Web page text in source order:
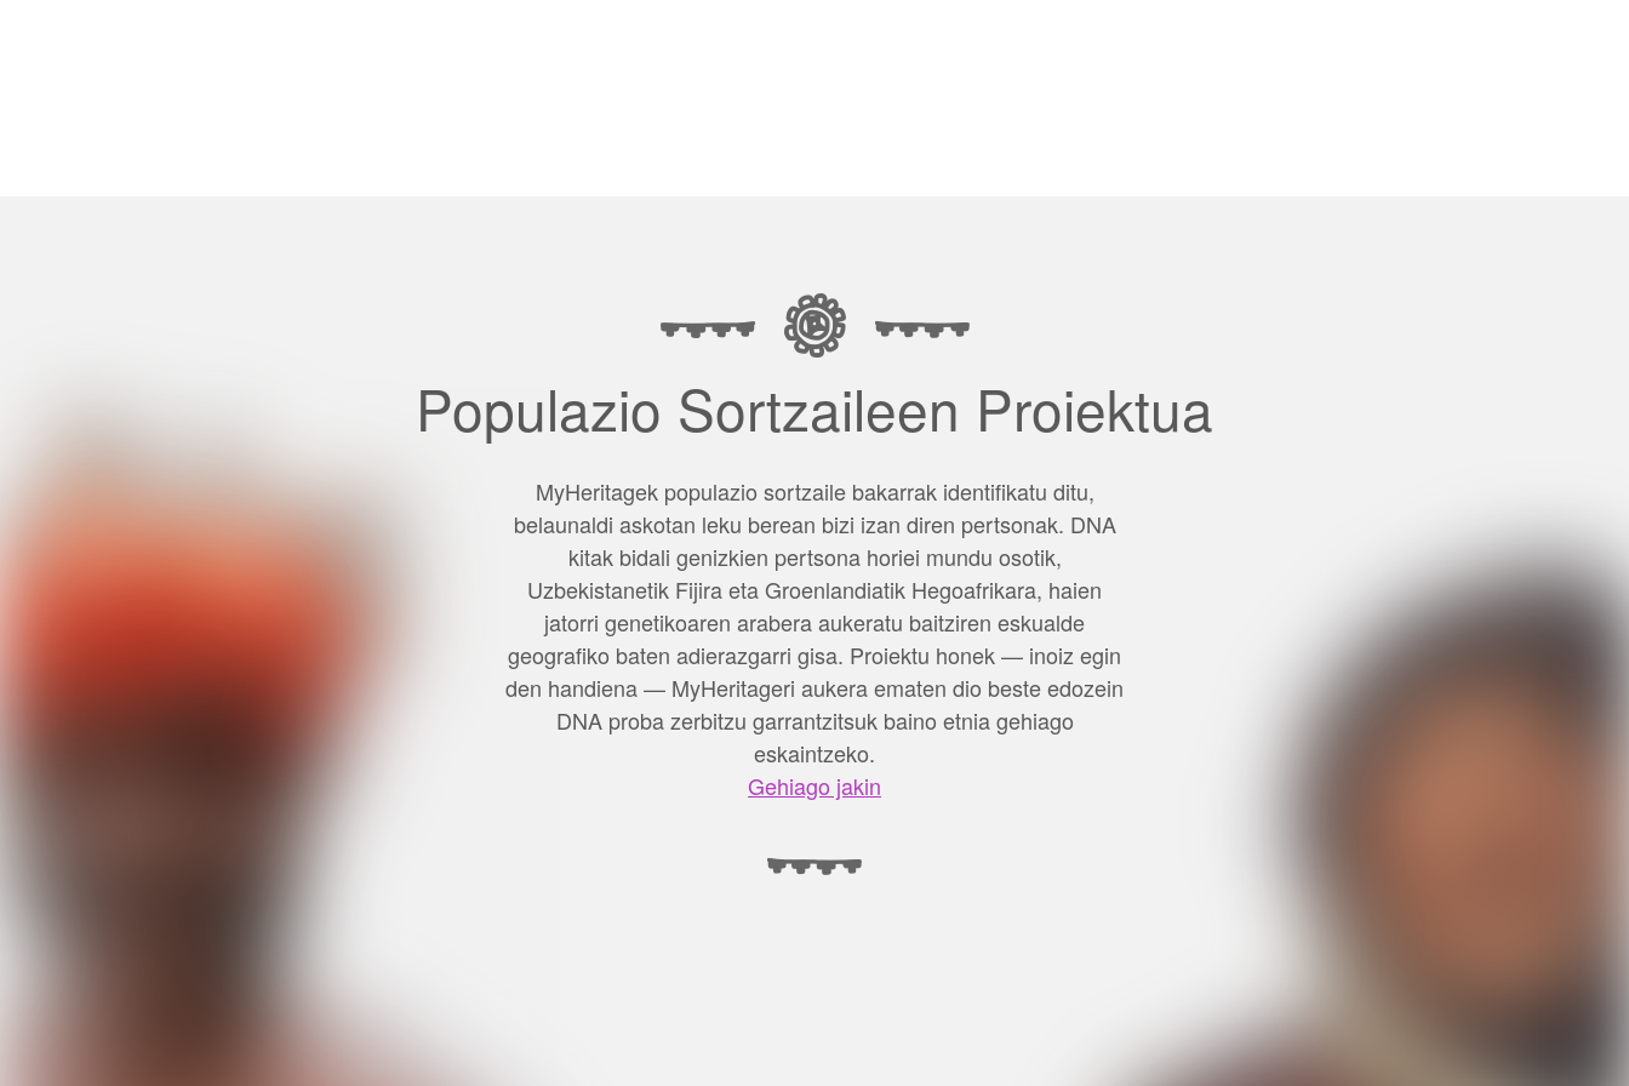
Populazio Sortzaileen Proiektua
MyHeritagek populazio sortzaile bakarrak identifikatu ditu,
belaunaldi askotan leku berean bizi izan diren pertsonak. DNA
kitak bidali genizkien pertsona horiei mundu osotik,
Uzbekistanetik Fijira eta Groenlandiatik Hegoafrikara, haien
jatorri genetikoaren arabera aukeratu baitziren eskualde
geografiko baten adierazgarri gisa. Proiektu honek — inoiz egin
den handiena — MyHeritageri aukera ematen dio beste edozein
DNA proba zerbitzu garrantzitsuk baino etnia gehiago
eskaintzeko.
Gehiago jakin